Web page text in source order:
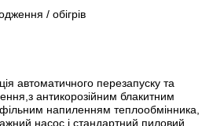
/ обігрів
автоматичного перезапуску та
антикорозійним блакитним
напиленням теплообмінника,
насос і стандартний пиловий